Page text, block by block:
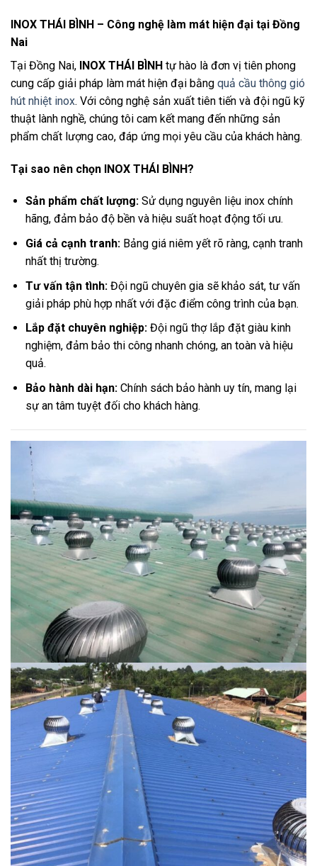
INOX THÁI BÌNH – Công nghệ làm mát hiện đại tại Đồng
Nai
Tại Đồng Nai, INOX THÁI BÌNH tự hào là đơn vị tiên phong
cung cấp giải pháp làm mát hiện đại bằng quả cầu thông gió
hút nhiệt inox. Với công nghệ sản xuất tiên tiến và đội ngũ kỹ
thuật lành nghề, chúng tôi cam kết mang đến những sản
phẩm chất lượng cao, đáp ứng mọi yêu cầu của khách hàng.
Tại sao nên chọn INOX THÁI BÌNH?
Sản phẩm chất lượng:Sử dụng nguyên liệu inox chính
hãng, đảm bảo độ bền và hiệu suất hoạt động tối ưu.
Giá cả cạnh tranh:Bảng giá niêm yết rõ ràng, cạnh tranh
nhất thị trường.
Tư vấn tận tình:Đội ngũ chuyên gia sẽ khảo sát, tư vấn
giải pháp phù hợp nhất với đặc điểm công trình của bạn.
Lắp đặt chuyên nghiệp:Đội ngũ thợ lắp đặt giàu kinh
nghiệm, đảm bảo thi công nhanh chóng, an toàn và hiệu
quả.
Bảo hành dài hạn:Chính sách bảo hành uy tín, mang lại
sự an tâm tuyệt đối cho khách hàng.